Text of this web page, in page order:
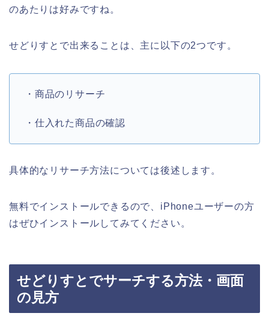
のあたりは好みですね。
せどりすとで出来ることは、主に以下の2つです。
・商品のリサーチ
・仕入れた商品の確認
具体的なリサーチ方法については後述します。
無料でインストールできるので、iPhoneユーザーの方
はぜひインストールしてみてください。
せどりすとでサーチする方法・画面
の見方